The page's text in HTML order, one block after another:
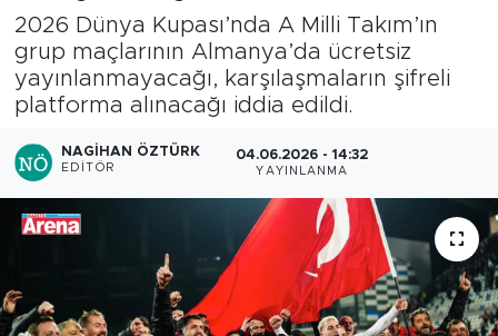
2026 Dünya Kupası’nda A Milli Takım’ın
grup maçlarının Almanya’da ücretsiz
yayınlanmayacağı, karşılaşmaların şifreli
platforma alınacağı iddia edildi.
NAGIHAN ÖZTÜRK
EDITÖR
04.06.2026 - 14:32
YAYINLANMA